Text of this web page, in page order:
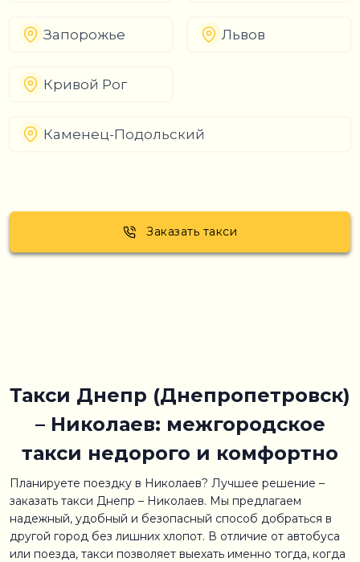
Запорожье Львов
Кривой Рог
Каменец-Подольский
Заказать такси
Такси Днепр (Днепропетровск)
– Николаев: межгородское
такси недорого и комфортно
Планируете поездку в Николаев? Лучшее решение –
заказать такси Днепр – Николаев. Мы предлагаем
надежный, удобный и безопасный способ добраться в
другой город без лишних хлопот. В отличие от автобуса
или поезда, такси позволяет выехать именно тогда, когда